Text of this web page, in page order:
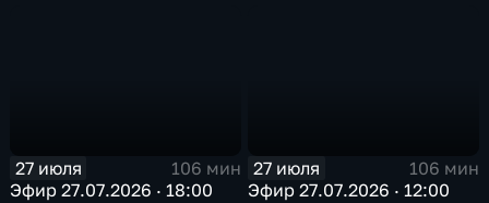
27 июля
106 мин
Эфир 27.07.2026 · 18:00
27 июля
106 мин
Эфир 27.07.2026 · 12:00